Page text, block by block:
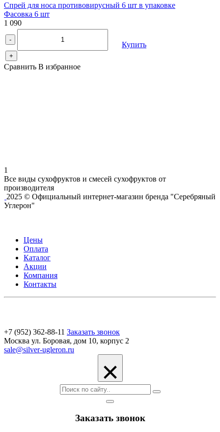
Спрей для носа противовирусный 6 шт в упаковке
Фасовка 6 шт
1 090
-
+
Купить
Сравнить В избранное
1
Все виды сухофруктов и смесей сухофруктов от
производителя
2025 © Официальный интернет-магазин бренда "Серебряный
Углерон"
Цены
Оплата
Каталог
Акции
Компания
Контакты
+7 (952) 362-88-11 Заказать звонок
Москва ул. Боровая, дом 10, корпус 2
sale@silver-ugleron.ru
×
Заказать звонок